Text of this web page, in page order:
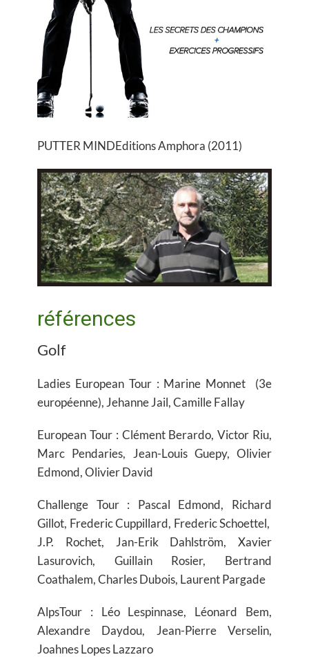
PUTTER MINDEditions Amphora (2011)
références
Golf
Ladies European Tour : Marine Monnet (3e
européenne), Jehanne Jail, Camille Fallay
European Tour : Clément Berardo, Victor Riu,
Marc Pendaries, Jean-Louis Guepy, Olivier
Edmond, Olivier David
Challenge Tour : Pascal Edmond, Richard
Gillot, Frederic Cuppillard, Frederic Schoettel,
J.P. Rochet, Jan-Erik Dahlström, Xavier
Lasurovich, Guillain Rosier, Bertrand
Coathalem, Charles Dubois, Laurent Pargade
AlpsTour : Léo Lespinnase, Léonard Bem,
Alexandre Daydou, Jean-Pierre Verselin,
Joahnes Lopes Lazzaro